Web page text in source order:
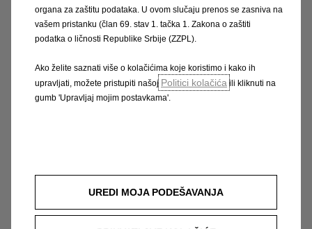
– 4,4 m
za standardnu izvedbu, ili
4,75
mza teretni Combo XL s posebno dugim
dva reda sjedala za prijevoz pet osoba
uključujući vozača.
Dizajn
organa za zaštitu podataka. U ovom slučaju prenos se zasniva na
vašem pristanku (član 69. stav 1. tačka 1. Zakona o zaštiti
podatka o ličnosti Republike Srbije (ZZPL).
Ako želite saznati više o kolačićima koje koristimo i kako ih
upravljati, možete pristupiti našoj Politici kolačića ili kliknuti na
gumb 'Upravljaj mojim postavkama'.
UREDI MOJA PODEŠAVANJA